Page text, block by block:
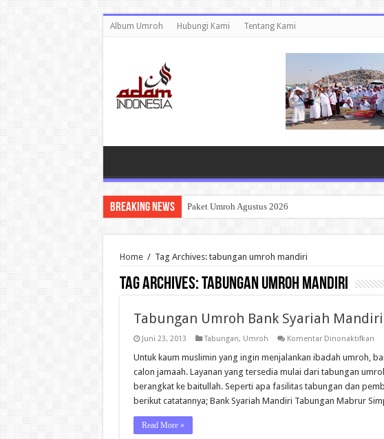
Album Umroh Hubungi Kami Tentang Kami
Breaking News Paket Umroh Agustus 2026
Home / Tag Archives: tabungan umroh mandiri
Tag Archives:tabungan umroh mandiri
Tabungan Umroh Bank Syariah Mandiri
Juni 23, 2013 Tabungan, Umroh Komentar Dinonaktifkan
Untuk kaum muslimin yang ingin menjalankan ibadah umroh,
calon jamaah. Layanan yang tersedia mulai dari tabungan
berangkat ke baitullah. Seperti apa fasilitas tabungan dan
berikut catatannya; Bank Syariah Mandiri Tabungan Mabrur
Read More »